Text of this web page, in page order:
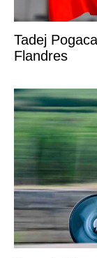
Tadej
Flandres